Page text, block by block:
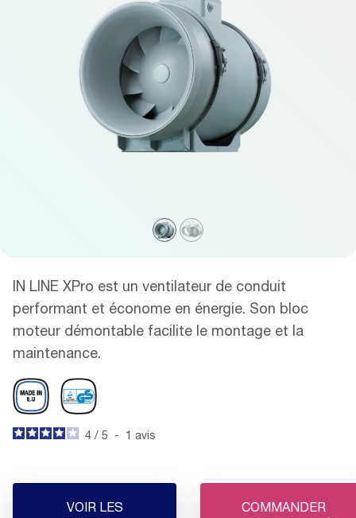
IN LINE XPro est un ventilateur de conduit
performant et économe en énergie. Son bloc
moteur démontable facilite le montage et la
maintenance.
4 / 5 - 1 avis
VOIR LES
COMMANDER